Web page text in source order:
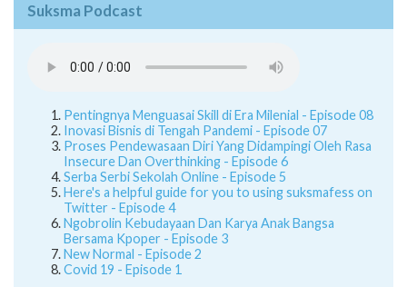
Suksma Podcast
Pentingnya Menguasai Skill di Era Milenial - Episode 08
Inovasi Bisnis di Tengah Pandemi - Episode 07
Proses Pendewasaan Diri Yang Didampingi Oleh Rasa
Insecure Dan Overthinking - Episode 6
Serba Serbi Sekolah Online - Episode 5
Here's a helpful guide for you to using suksmafess on
Twitter - Episode 4
Ngobrolin Kebudayaan Dan Karya Anak Bangsa
Bersama Kpoper - Episode 3
New Normal - Episode 2
Covid 19 - Episode 1